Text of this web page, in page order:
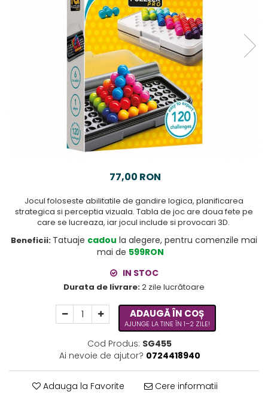
77,00 RON
Jocul foloseste abilitatile de gandire logica, planificarea
strategica si perceptia vizuala. Tabla de joc are doua fete pe
care se lucreaza, iar jocul include si provocari 3D.
Beneficii: Tatuaje cadou la alegere, pentru comenzile mai
mai de 599RON
IN STOC
Durata de livrare:2 zile lucrătoare
ADAUGĂ ÎN COȘ
AJUNGE LA TINE ÎN 1–2 ZILE!
Cod Produs: SG455
Ai nevoie de ajutor? 0724418940
Adauga la Favorite Cere informatii